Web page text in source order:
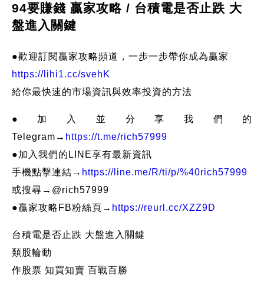
94要賺錢 贏家攻略 / 台積電是否止跌 大
盤進入關鍵
●歡迎訂閱贏家攻略頻道，一步一步帶你成為贏家
https://lihi1.cc/svehK
給你最快速的市場資訊與效率投資的方法
●加入並分享我們的
Telegram→ https://t.me/rich57999
●加入我們的LINE享有最新資訊
手機點擊連結→ https://line.me/R/ti/p/%40rich57999
或搜尋→@rich57999
●贏家攻略FB粉絲頁→ https://reurl.cc/XZZ9D
台積電是否止跌 大盤進入關鍵
類股輪動
作股票 知買知賣 百戰百勝